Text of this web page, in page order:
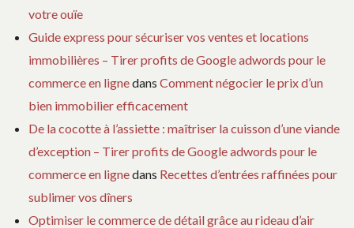
votre ouïe
Guide express pour sécuriser vos ventes et locations
immobilières – Tirer profits de Google adwords pour le
commerce en lignedans Comment négocier le prix d’un
bien immobilier efficacement
De la cocotte à l’assiette : maîtriser la cuisson d’une viande
d’exception – Tirer profits de Google adwords pour le
commerce en lignedans Recettes d’entrées raffinées pour
sublimer vos dîners
Optimiser le commerce de détail grâce au rideau d’air